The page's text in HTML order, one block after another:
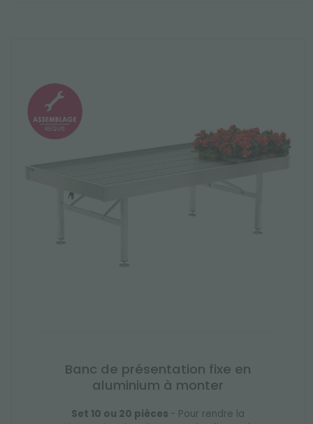
Banc de présentation fixe en
aluminium à monter
Set 10 ou 20 pièces - Pour rendre la